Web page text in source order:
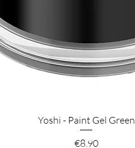
Pikakatselu
Yoshi - Paint Gel Green
Hinta
€8.90